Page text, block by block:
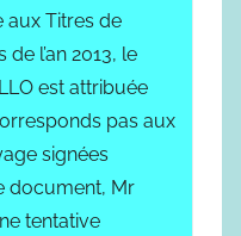
aux Titres de
l’an 2013, le
est attribuée
pas aux
signées
document, Mr
tentative